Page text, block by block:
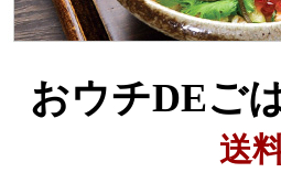
おウチDEご
送